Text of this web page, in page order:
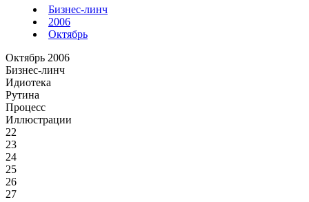
Бизнес-линч
2006
Октябрь
Октябрь 2006
Бизнес-линч
Идиотека
Рутина
Процесс
Иллюстрации
22
23
24
25
26
27